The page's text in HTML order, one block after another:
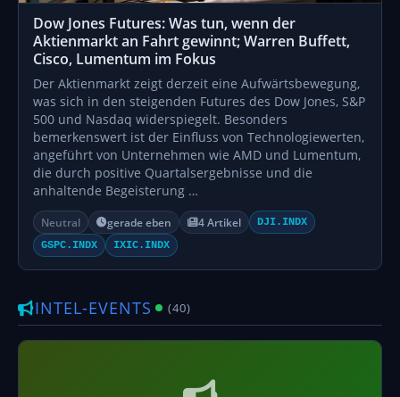
Dow Jones Futures: Was tun, wenn der
Aktienmarkt an Fahrt gewinnt; Warren Buffett,
Cisco, Lumentum im Fokus
Der Aktienmarkt zeigt derzeit eine Aufwärtsbewegung,
was sich in den steigenden Futures des Dow Jones, S&P
500 und Nasdaq widerspiegelt. Besonders
bemerkenswert ist der Einfluss von Technologiewerten,
angeführt von Unternehmen wie AMD und Lumentum,
die durch positive Quartalsergebnisse und die
anhaltende Begeisterung …
Neutral gerade eben 4 Artikel
DJI.INDX
GSPC.INDX
IXIC.INDX
INTEL-EVENTS (40)